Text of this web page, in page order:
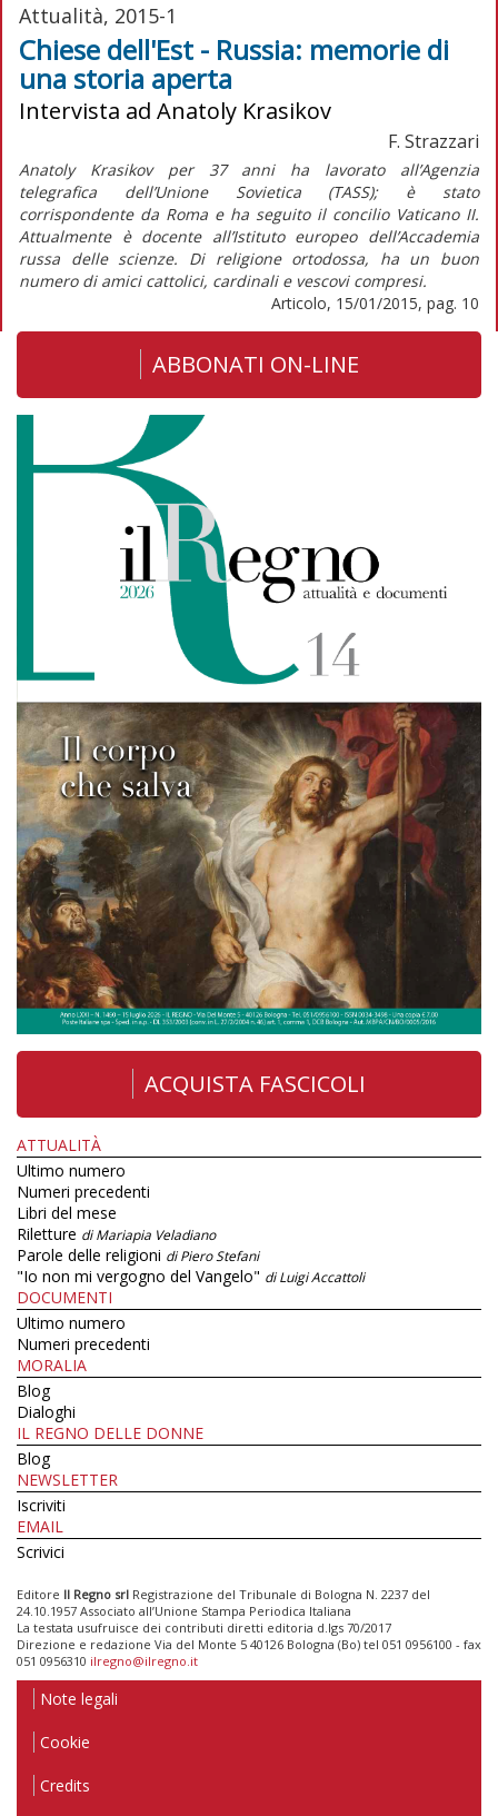
Attualità, 2015-1
Chiese dell'Est - Russia: memorie di
una storia aperta
Intervista ad Anatoly Krasikov
F. Strazzari
Anatoly Krasikov per 37 anni ha lavorato all’Agenzia
telegrafica dell’Unione Sovietica (TASS); è stato
corrispondente da Roma e ha seguito il concilio Vaticano II.
Attualmente è docente all’Istituto europeo dell’Accademia
russa delle scienze. Di religione ortodossa, ha un buon
numero di amici cattolici, cardinali e vescovi compresi.
Articolo, 15/01/2015, pag. 10
ABBONATI ON-LINE
ACQUISTA FASCICOLI
ATTUALITÀ
Ultimo numero
Numeri precedenti
Libri del mese
Riletture di Mariapia Veladiano
Parole delle religioni di Piero Stefani
"Io non mi vergogno del Vangelo" di Luigi Accattoli
DOCUMENTI
Ultimo numero
Numeri precedenti
MORALIA
Blog
Dialoghi
IL REGNO DELLE DONNE
Blog
NEWSLETTER
Iscriviti
EMAIL
Scrivici
Editore Il Regno srl Registrazione del Tribunale di Bologna N. 2237 del
24.10.1957 Associato all’Unione Stampa Periodica Italiana
La testata usufruisce dei contributi diretti editoria d.lgs 70/2017
Direzione e redazione Via del Monte 5 40126 Bologna (Bo) tel 051 0956100 - fax
051 0956310 ilregno@ilregno.it
Note legali
Cookie
Credits